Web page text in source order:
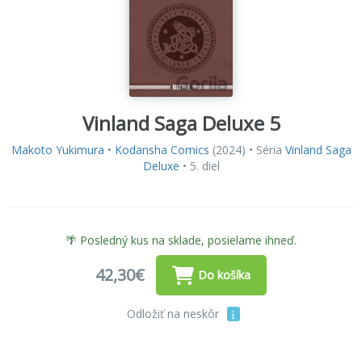
Vinland Saga Deluxe 5
Makoto Yukimura • Kodansha Comics (2024) • Séria Vinland Saga
Deluxe • 5. diel
🌴 Posledný kus na sklade, posielame ihneď.
42,30€ Do košíka
Odložiť na neskôr